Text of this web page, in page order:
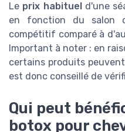
Le prix habituel d'une
en fonction du salon
compétitif comparé à
Important à noter : en
certains produits
est donc conseillé de
Qui peut
botox pour